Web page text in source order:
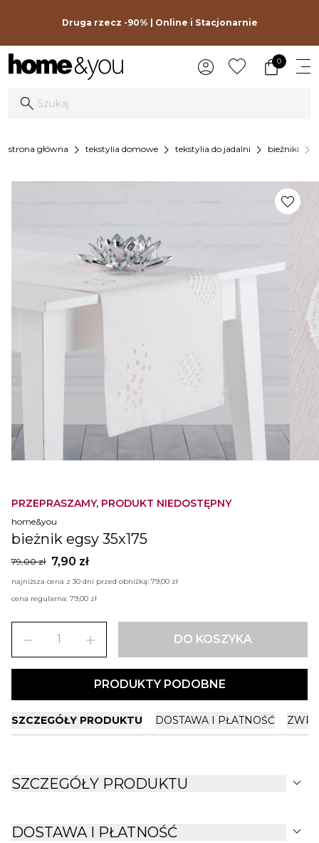
Druga rzecz -90% | Online i Stacjonarnie
0
strona główna chevron_right tekstylia domowe chevron_right tekstylia do jadalni chevron_right bieżniki chevron_right
PRZEPRASZAMY, PRODUKT NIEDOSTĘPNY
home&you
bieżnik egsy 35x175
79,00 zł 7,90 zł
najniższa cena z 30 dni przed obniżką: 79,00 zł
cena regularna: 79,00 zł
remove add DO KOSZYKA
PRODUKTY PODOBNE
favorite
SZCZEGÓŁY PRODUKTU DOSTAWA I PŁATNOŚĆ
SZCZEGÓŁY PRODUKTU expand_more
DOSTAWA I PŁATNOŚĆ expand_more